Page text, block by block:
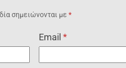
σημειώνονται με*
Email*